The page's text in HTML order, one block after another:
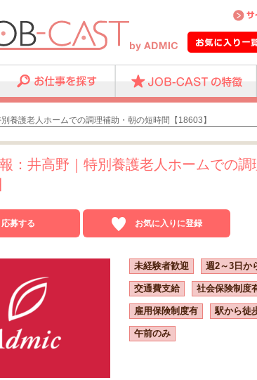
養護老人ホームでの調理補助・朝の短時間【18603】
：井高野｜特別養護老人ホームでの調
応募する お気に入りに登録
未経験者歓迎 週2～3日か
交通費支給 社会保険制度
雇用保険制度有 駅から徒
午前のみ